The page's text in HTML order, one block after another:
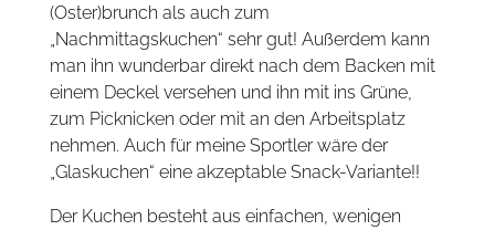
(Oster)brunch als auch zum
„Nachmittagskuchen“ sehr gut! Außerdem kann
man ihn wunderbar direkt nach dem Backen mit
einem Deckel versehen und ihn mit ins Grüne,
zum Picknicken oder mit an den Arbeitsplatz
nehmen. Auch für meine Sportler wäre der
„Glaskuchen“ eine akzeptable Snack-Variante!!
Der Kuchen besteht aus einfachen, wenigen